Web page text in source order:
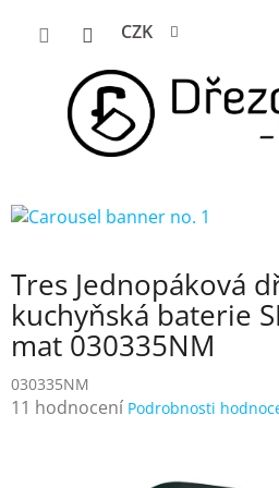
CZK
Tres Jednopáková
kuchyňská baterie
mat 030335NM
030335NM
Průměrné
11 hodnocení Podrobnosti